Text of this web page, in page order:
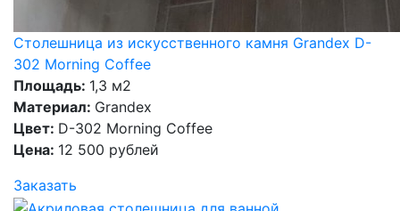
Столешница из искусственного камня Grandex D-
302 Morning Coffee
Площадь: 1,3 м2
Материал: Grandex
Цвет: D-302 Morning Coffee
Цена: 12 500 рублей
Заказать